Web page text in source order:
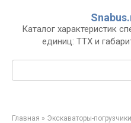
контентуКаталог характеристик
единиц: ТТХ и
Главная » Экскаваторы-погрузчики